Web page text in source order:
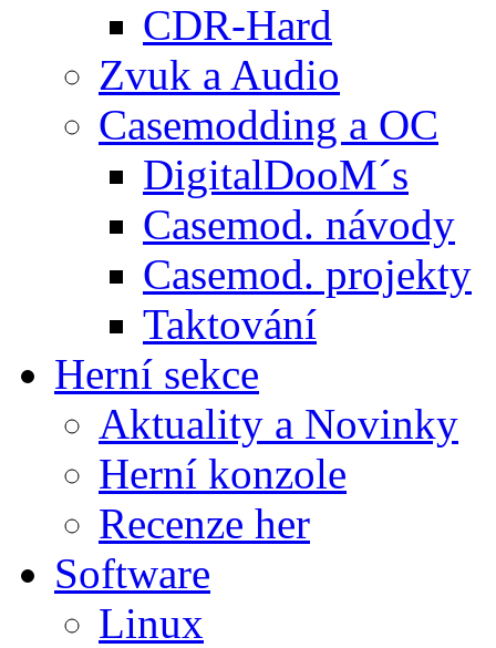
CDR-Hard
Zvuk a Audio
Casemodding a OC
DigitalDooM´s
Casemod. návody
Casemod. projekty
Taktování
Herní sekce
Aktuality a Novinky
Herní konzole
Recenze her
Software
Linux